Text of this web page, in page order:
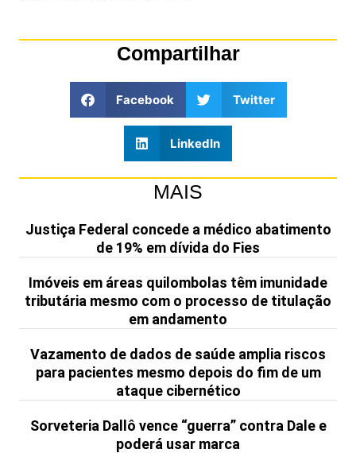
Compartilhar
Facebook Twitter
LinkedIn
MAIS
Justiça Federal concede a médico abatimento
de 19% em dívida do Fies
Imóveis em áreas quilombolas têm imunidade
tributária mesmo com o processo de titulação
em andamento
Vazamento de dados de saúde amplia riscos
para pacientes mesmo depois do fim de um
ataque cibernético
Sorveteria Dallô vence “guerra” contra Dale e
poderá usar marca